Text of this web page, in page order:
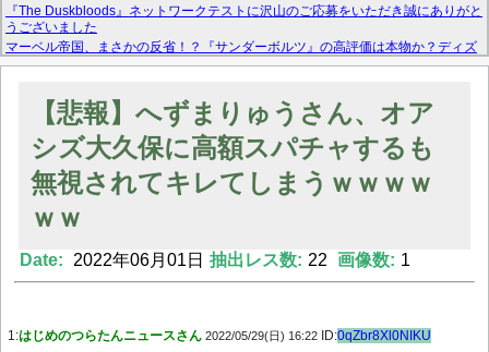
『The Duskbloods』ネットワークテストに沢山のご応募をいただき誠にありがと
うございました
マーベル帝国、まさかの反省！？『サンダーボルツ』の高評価は本物か？ディズ
ニーCEOの「量より質」宣言の裏で渦巻くファンの本音とMCUの未来を徹底考
【モー娘。石田亜佑美】ファーストテイク出演も新規獲得ならず？北川莉央が1
【画像あり】FacebookとかTwitterで拾ったエロ画像貼ってくよ
【悲報】へずまりゅうさん、オア
シズ大久保に高額スパチャするも
無視されてキレてしまうｗｗｗｗ
ｗｗ
Date: 2022年06月01日 抽出レス数: 22 画像数: 1
1:はじめのつらたんニュースさん 2022/05/29(日) 16:22 ID:0qZbr8Xl0NIKU